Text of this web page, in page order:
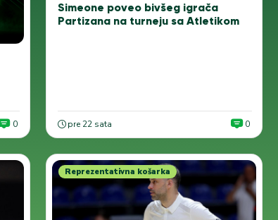
0
Simeone poveo bivšeg igrača
Partizana na turneju sa Atletikom
pre 22 sata 0
Reprezentativna košarka